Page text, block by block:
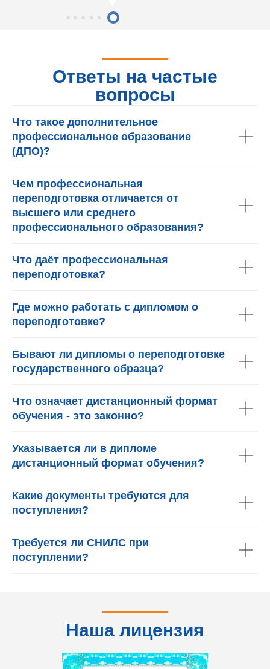
Ответы на частые
вопросы
Что такое дополнительное
профессиональное образование
(ДПО)?
Чем профессиональная
переподготовка отличается от
высшего или среднего
профессионального образования?
Что даёт профессиональная
переподготовка?
Где можно работать с дипломом о
переподготовке?
Бывают ли дипломы о переподготовке
государственного образца?
Что означает дистанционный формат
обучения - это законно?
Указывается ли в дипломе
дистанционный формат обучения?
Какие документы требуются для
поступления?
Требуется ли СНИЛС при
поступлении?
Наша лицензия